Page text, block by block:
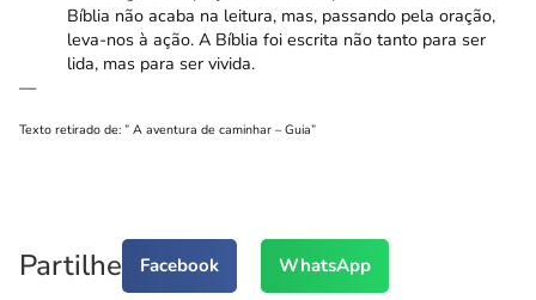
Bíblia não acaba na leitura, mas, passando pela oração,
leva-nos à ação. A Bíblia foi escrita não tanto para ser
lida, mas para ser vivida.
—
Texto retirado de: ” A aventura de caminhar – Guia”
Partilhe Facebook WhatsApp